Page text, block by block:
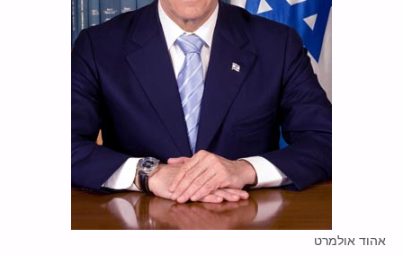
אהוד אולמרט